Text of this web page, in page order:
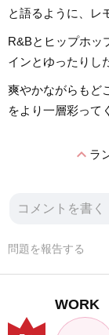
と語るように、レ
R&Bとヒップホッ
インとゆったりし
爽やかながらもど
をより一層彩って
expand_lessラ
問題を報告する
WORK